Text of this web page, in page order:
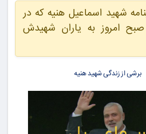
شهید اسماعیل هنیه که در
صبح امروز به یاران شهیدش